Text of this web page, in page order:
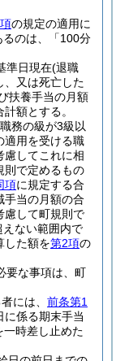
の規定の適用に
のは、「100分
準日現在(退職
、又は死亡した
扶養手当の月額
額とする。
務の級が3級以
適用を受ける職
慮してこれに相
則で定めるもの
項に規定する合
手当の月額の合
慮して町規則で
ない範囲内で
した額を第2項の
要な事項は、町
には、 前条第1
に係る期末手当
時差し止めた